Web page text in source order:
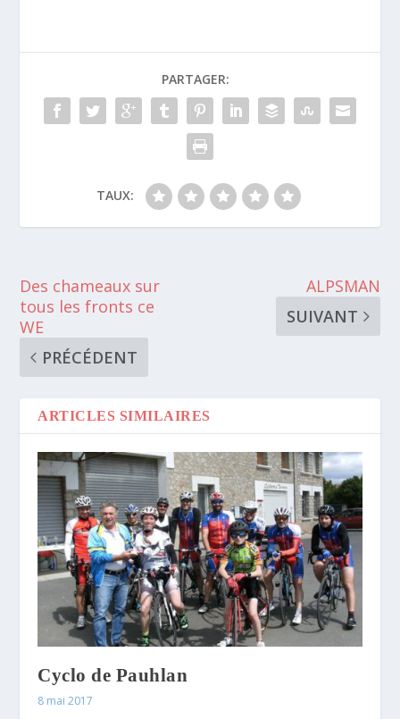
PARTAGER:
TAUX:
Des chameaux sur
tous les fronts ce
WE
PRÉCÉDENT
ALPSMAN
SUIVANT
ARTICLES SIMILAIRES
Cyclo de Pauhlan
8 mai 2017